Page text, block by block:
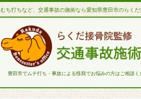
むち打ちなど、交通事故の施術なら愛知県豊田市のらく
豊田市でムチ打ち・事故による怪我でお悩みの方はご相談く